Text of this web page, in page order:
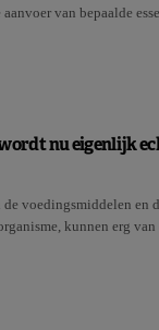
van bepaalde
nu eigenlijk
voedingsmiddelen en
kunnen erg